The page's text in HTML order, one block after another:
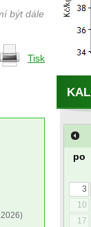
být dále
Tisk
po
3
10
17